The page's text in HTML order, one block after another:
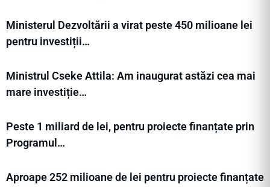
Ministerul Dezvoltării a virat peste 450 milioane lei
pentru investiții…
Ministrul Cseke Attila: Am inaugurat astăzi cea mai
mare investiție…
Peste 1 miliard de lei, pentru proiecte finanțate prin
Programul…
Aproape 252 milioane de lei pentru proiecte finanțate